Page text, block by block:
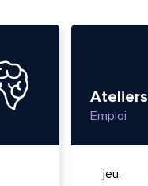
Ateliers
Emploi
jeu.